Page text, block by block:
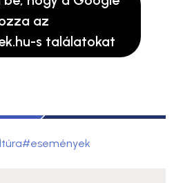
az
s találatokat
#események